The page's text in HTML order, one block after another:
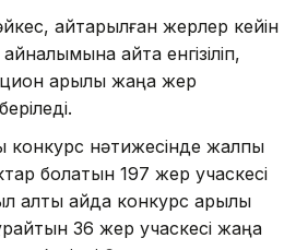
қайтарылған жерлер кейін
қайта енгізіліп,
арқылы жаңа жер
нәтижесінде жалпы
болатын 197 жер учаскесі
алты айда конкурс арқылы
36 жер учаскесі жаңа